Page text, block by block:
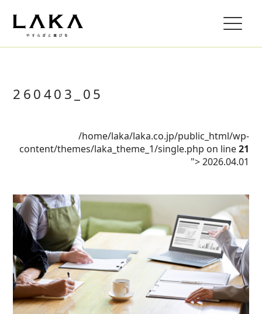
260403_05
/home/laka/laka.co.jp/public_html/wp-
content/themes/laka_theme_1/single.php on line21
">2026.04.01